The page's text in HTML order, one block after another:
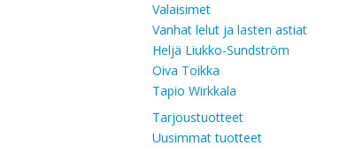
Valaisimet
Vanhat lelut ja lasten astiat
Heljä Liukko-Sundström
Oiva Toikka
Tapio Wirkkala
Tarjoustuotteet
Uusimmat tuotteet